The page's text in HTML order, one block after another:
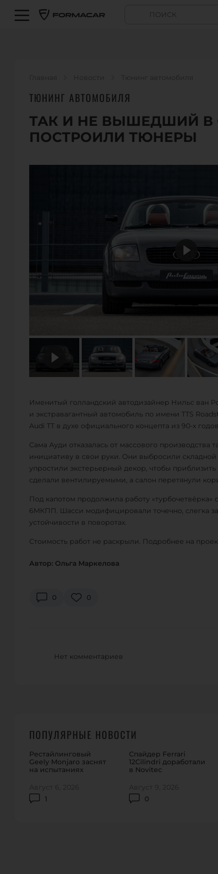
Главная Новости Тюнинг автомобиля
ТЮНИНГ АВТОМОБИЛЯ
ТАК И НЕ ВЫШЕДШИЙ В
ПОСТРОИЛИ ТЮНЕРЫ
Именитый голландский автодизайнер Нильс ван
и экстравагантный автомобиль по имени TTS
Audi TT в духе официального концепта из 90-х
Сама Ауди отказалась от массового производства
инициативу в свои руки. Они выбросили
упростили экстерьерный декор, чтобы
сделали вентилируемыми, а салон перетянули
Под капотом продолжила работу
6МКПП. Шасси модифицировали точечно, слегка
устойчивости в поворотах.
Стоимость работ не раскрыли. Подробнее на
Автор: Ольга Маркелова
0 0
Нет комментариев
ПОПУЛЯРНЫЕ НОВОСТИ
Рестайлинговый
Geely Monjaro заснят
на испытаниях
1
Август 6, 2026
Спайдер Ferrari
12Cilindri доработали
в Novitec
0
Август 9, 2026